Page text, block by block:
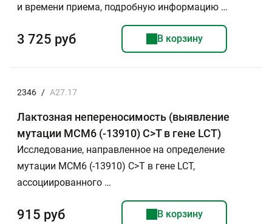
и времени приема, подробную информацию …
3 725 руб В корзину
2346 / А27.17
Лактозная непереносимость (выявление
мутации МСМ6 (-13910) C>T в гене LCT)
Исследование, направленное на определение
мутации МСМ6 (-13910) C>T в гене LCT,
ассоциированного …
915 руб В корзину